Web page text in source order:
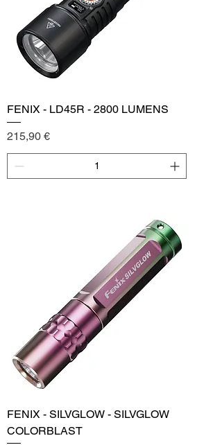
FENIX - LD45R - 2800 LUMENS
Price
215,90 €
FENIX - SILVGLOW - SILVGLOW
COLORBLAST